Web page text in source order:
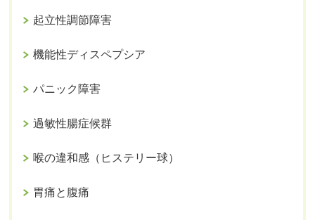
起立性調節障害
機能性ディスペプシア
パニック障害
過敏性腸症候群
喉の違和感（ヒステリー球）
胃痛と腹痛